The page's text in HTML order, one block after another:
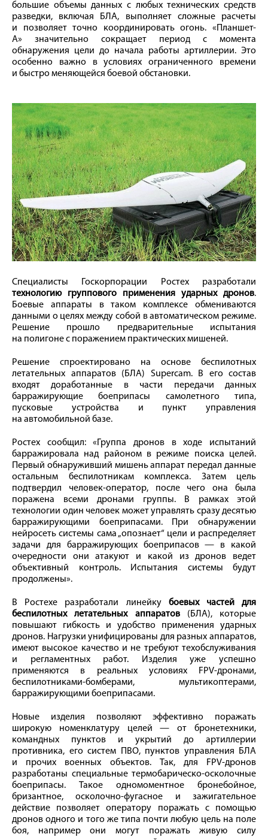
большие объемы данных с любых технических средств
разведки, включая БЛА, выполняет сложные расчеты
и позволяет точно координировать огонь. «Планшет-
А» значительно сокращает период с момента
обнаружения цели до начала работы артиллерии. Это
особенно важно в условиях ограниченного времени
и быстро меняющейся боевой обстановки.
Специалисты Госкорпорации Ростех разработали
технологию группового применения ударных дронов.
Боевые аппараты в таком комплексе обмениваются
данными о целях между собой в автоматическом режиме.
Решение прошло предварительные испытания
на полигоне с поражением практических мишеней.
Решение спроектировано на основе беспилотных
летательных аппаратов (БЛА) Supercam. В его состав
входят доработанные в части передачи данных
барражирующие боеприпасы самолетного типа,
пусковые устройства и пункт управления
на автомобильной базе.
Ростех сообщил: «Группа дронов в ходе испытаний
барражировала над районом в режиме поиска целей.
Первый обнаруживший мишень аппарат передал данные
остальным беспилотникам комплекса. Затем цель
подтвердил человек-оператор, после чего она была
поражена всеми дронами группы. В рамках этой
технологии один человек может управлять сразу десятью
барражирующими боеприпасами. При обнаружении
нейросеть системы сама „опознает“ цели и распределяет
задачи для барражирующих боеприпасов — в какой
очередности они атакуют и какой из дронов ведет
объективный контроль. Испытания системы будут
продолжены».
В Ростехе разработали линейку боевых частей для
беспилотных летательных аппаратов(БЛА), которые
повышают гибкость и удобство применения ударных
дронов. Нагрузки унифицированы для разных аппаратов,
имеют высокое качество и не требуют техобслуживания
и регламентных работ. Изделия уже успешно
применяются в реальных условиях FPV-дронами,
беспилотниками-бомберами, мультикоптерами,
барражирующими боеприпасами.
Новые изделия позволяют эффективно поражать
широкую номенклатуру целей — от бронетехники,
командных пунктов и укрытий до артиллерии
противника, его систем ПВО, пунктов управления БЛА
и прочих военных объектов. Так, для FPV-дронов
разработаны специальные термобарическо-осколочные
боеприпасы. Такое одномоментное бронебойное,
бризантное, осколочно-фугасное и зажигательное
действие позволяет оператору поражать с помощью
дронов одного и того же типа почти любую цель на поле
боя, например они могут поражать живую силу